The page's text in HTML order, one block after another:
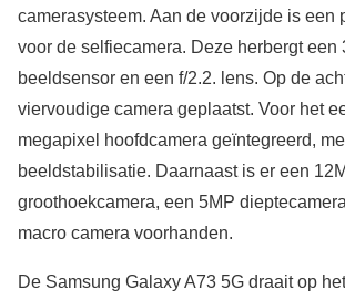
camerasysteem. Aan de voorzijde is een
voor de selfiecamera. Deze herbergt een
beeldsensor en een f/2.2. lens. Op de
viervoudige camera geplaatst. Voor het
megapixel hoofdcamera geïntegreerd,
beeldstabilisatie. Daarnaast is er een
groothoekcamera, een 5MP
macro camera voorhanden.
De Samsung Galaxy A73 5G draait op